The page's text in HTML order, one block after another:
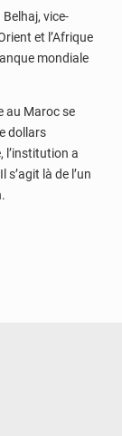
vice-
et l’Afrique
mondiale
au Maroc se
dollars
l’institution a
là de l’un